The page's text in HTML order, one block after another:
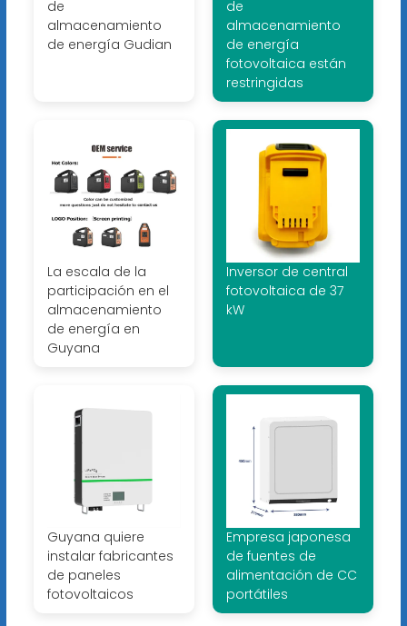
de
almacenamiento
de energía Gudian
de
almacenamiento
de energía
fotovoltaica están
restringidas
La escala de la
participación en el
almacenamiento
de energía en
Guyana
Inversor de central
fotovoltaica de 37
kW
Guyana quiere
instalar fabricantes
de paneles
fotovoltaicos
Empresa japonesa
de fuentes de
alimentación de CC
portátiles